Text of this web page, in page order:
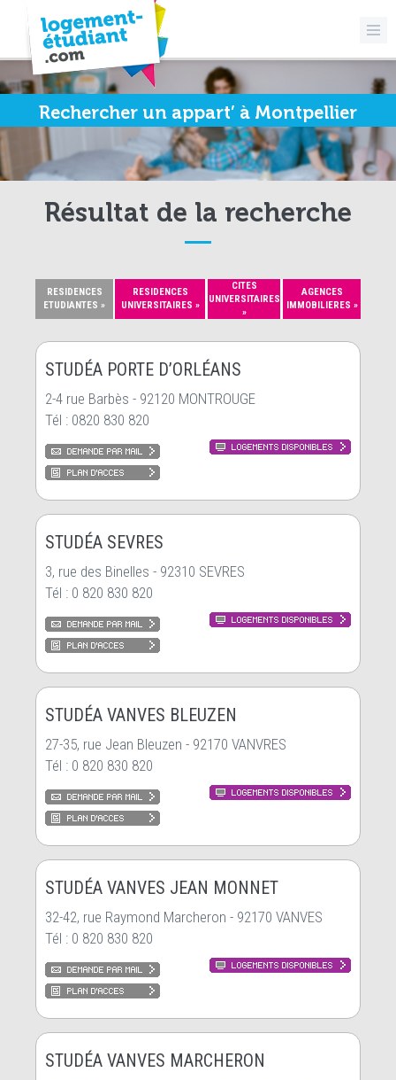
Rechercher un appart’ à Montpellier
Résultat de la recherche
RESIDENCES
ETUDIANTES »
RESIDENCES
UNIVERSITAIRES »
CITES
UNIVERSITAIRES
»
AGENCES
IMMOBILIERES »
STUDÉA PORTE D’ORLÉANS
2-4 rue Barbès - 92120 MONTROUGE
Tél : 0820 830 820
STUDÉA SEVRES
3, rue des Binelles - 92310 SEVRES
Tél : 0 820 830 820
STUDÉA VANVES BLEUZEN
27-35, rue Jean Bleuzen - 92170 VANVRES
Tél : 0 820 830 820
STUDÉA VANVES JEAN MONNET
32-42, rue Raymond Marcheron - 92170 VANVES
Tél : 0 820 830 820
STUDÉA VANVES MARCHERON